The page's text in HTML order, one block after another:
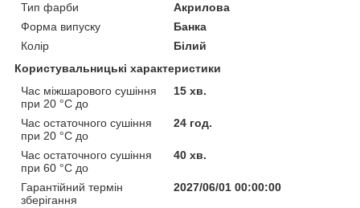
Тип фарби
Акрилова
Форма випуску
Банка
Колір
Білий
Користувальницькі характеристики
Час міжшарового сушіння
при 20 °C до
15 хв.
Час остаточного сушіння
при 20 °C до
24 год.
Час остаточного сушіння
при 60 °C до
40 хв.
Гарантійний термін
зберігання
2027/06/01 00:00:00